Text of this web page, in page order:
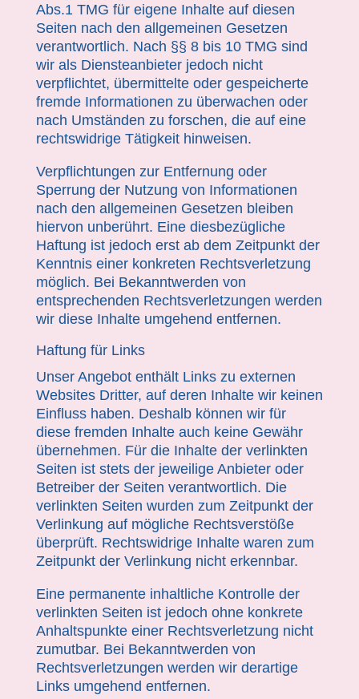
Abs.1 TMG für eigene Inhalte auf diesen
Seiten nach den allgemeinen Gesetzen
verantwortlich. Nach §§ 8 bis 10 TMG sind
wir als Diensteanbieter jedoch nicht
verpflichtet, übermittelte oder gespeicherte
fremde Informationen zu überwachen oder
nach Umständen zu forschen, die auf eine
rechtswidrige Tätigkeit hinweisen.
Verpflichtungen zur Entfernung oder
Sperrung der Nutzung von Informationen
nach den allgemeinen Gesetzen bleiben
hiervon unberührt. Eine diesbezügliche
Haftung ist jedoch erst ab dem Zeitpunkt der
Kenntnis einer konkreten Rechtsverletzung
möglich. Bei Bekanntwerden von
entsprechenden Rechtsverletzungen werden
wir diese Inhalte umgehend entfernen.
Haftung für Links
Unser Angebot enthält Links zu externen
Websites Dritter, auf deren Inhalte wir keinen
Einfluss haben. Deshalb können wir für
diese fremden Inhalte auch keine Gewähr
übernehmen. Für die Inhalte der verlinkten
Seiten ist stets der jeweilige Anbieter oder
Betreiber der Seiten verantwortlich. Die
verlinkten Seiten wurden zum Zeitpunkt der
Verlinkung auf mögliche Rechtsverstöße
überprüft. Rechtswidrige Inhalte waren zum
Zeitpunkt der Verlinkung nicht erkennbar.
Eine permanente inhaltliche Kontrolle der
verlinkten Seiten ist jedoch ohne konkrete
Anhaltspunkte einer Rechtsverletzung nicht
zumutbar. Bei Bekanntwerden von
Rechtsverletzungen werden wir derartige
Links umgehend entfernen.